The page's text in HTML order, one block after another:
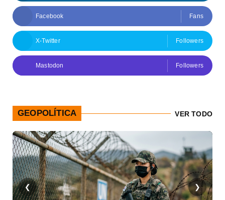
Facebook Fans
X-Twitter Followers
Mastodon Followers
GEOPOLÍTICA VER TODO
❮ ❯